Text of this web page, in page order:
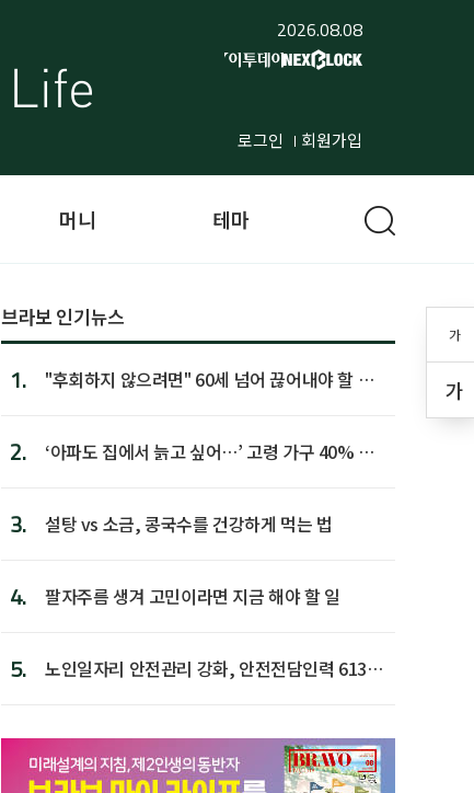
2026.08.08
로그인 회원가입
가
가
머니 테마
브라보 인기뉴스
1.
"후회하지 않으려면" 60세 넘어 끊어내야 할 사
2.
‘아파도 집에서 늙고 싶어…’ 고령 가구 40% 노
3. 설탕 vs 소금, 콩국수를 건강하게 먹는 법
4. 팔자주름 생겨 고민이라면 지금 해야 할 일
5.
노인일자리 안전관리 강화, 안전전담인력 613명